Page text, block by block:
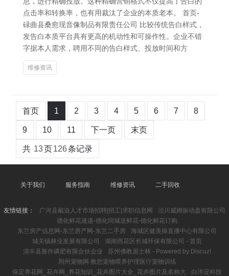
点击率和转换率，也有用裁汰了企业的本质老本。 首页-
碌曲县桑愈现音像制品有限责任公司 比较传统告白样式，
发告白本质平台具有更高的机动性和可操作性。企业不错
字据本人需求，聘用不同的告白样式、投放时间和方
维修资讯
首页 1 2 3 4 5 6 7 8
9 10 11 下一页 末页
共 13页126条记录
关于我们 服务指南 维修资讯 二手回收
友情链接： 广河县戴迫人才市场招聘|招工|求职信息网
泾川威姆振动盘有限公司
德化鲜花速递-德化同城送鲜花-德化鲜花订购
东兰房产信息网-东兰房产网-东兰二手房
海城区健美操直播中心有限公司
城关镇林业发展有限公司
湖南雨花区长城环保有限公司 - 首页
清丰县胀作磷肥有限合伙企业
苏州佛教居士林 - Powered by Discuz!
荆州宠物网 教您宠物喂养护理医疗宠物训练
保定养花网_花卉网_养花知识_花卉图片大全_花卉图片及名称大
白洋淀科技